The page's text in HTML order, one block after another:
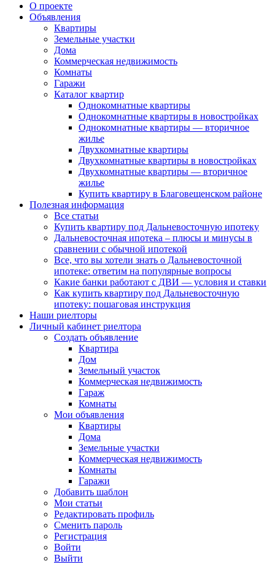
О проекте
Объявления
Квартиры
Земельные участки
Дома
Коммерческая недвижимость
Комнаты
Гаражи
Каталог квартир
Однокомнатные квартиры
Однокомнатные квартиры в новостройках
Однокомнатные квартиры — вторичное
жилье
Двухкомнатные квартиры
Двухкомнатные квартиры в новостройках
Двухкомнатные квартиры — вторичное
жилье
Купить квартиру в Благовещенском районе
Полезная информация
Все статьи
Купить квартиру под Дальневосточную ипотеку
Дальневосточная ипотека – плюсы и минусы в
сравнении с обычной ипотекой
Все, что вы хотели знать о Дальневосточной
ипотеке: ответим на популярные вопросы
Какие банки работают с ДВИ — условия и ставки
Как купить квартиру под Дальневосточную
ипотеку: пошаговая инструкция
Наши риелторы
Личный кабинет риелтора
Cоздать объявление
Квартира
Дом
Земельный участок
Коммерческая недвижимость
Гараж
Комнаты
Мои объявления
Квартиры
Дома
Земельные участки
Коммерческая недвижимость
Комнаты
Гаражи
Добавить шаблон
Мои статьи
Редактировать профиль
Сменить пароль
Регистрация
Войти
Выйти